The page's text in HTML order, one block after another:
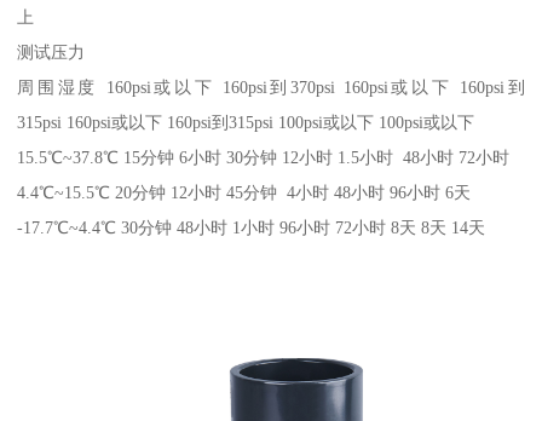
上
测试压力
周围湿度 160psi或以下 160psi到370psi 160psi或以下 160psi到
315psi 160psi或以下 160psi到315psi 100psi或以下 100psi或以下
15.5℃~37.8℃ 15分钟 6小时 30分钟 12小时 1.5小时 48小时 72小时
4.4℃~15.5℃ 20分钟 12小时 45分钟 4小时 48小时 96小时 6天
-17.7℃~4.4℃ 30分钟 48小时 1小时 96小时 72小时 8天 8天 14天